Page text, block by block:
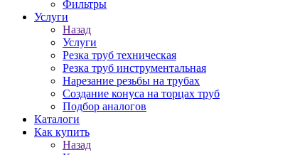
Фильтры
Услуги
Назад
Услуги
Резка труб техническая
Резка труб инструментальная
Нарезание резьбы на трубах
Создание конуса на торцах труб
Подбор аналогов
Каталоги
Как купить
Назад